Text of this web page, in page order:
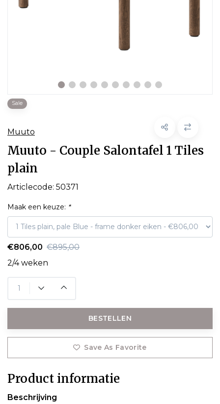
Sale
Muuto
Muuto - Couple Salontafel 1 Tiles
plain
Articlecode: 50371
Maak een keuze: *
€806,00 €895,00
2/4 weken
BESTELLEN
Save As Favorite
Product informatie
Beschrijving